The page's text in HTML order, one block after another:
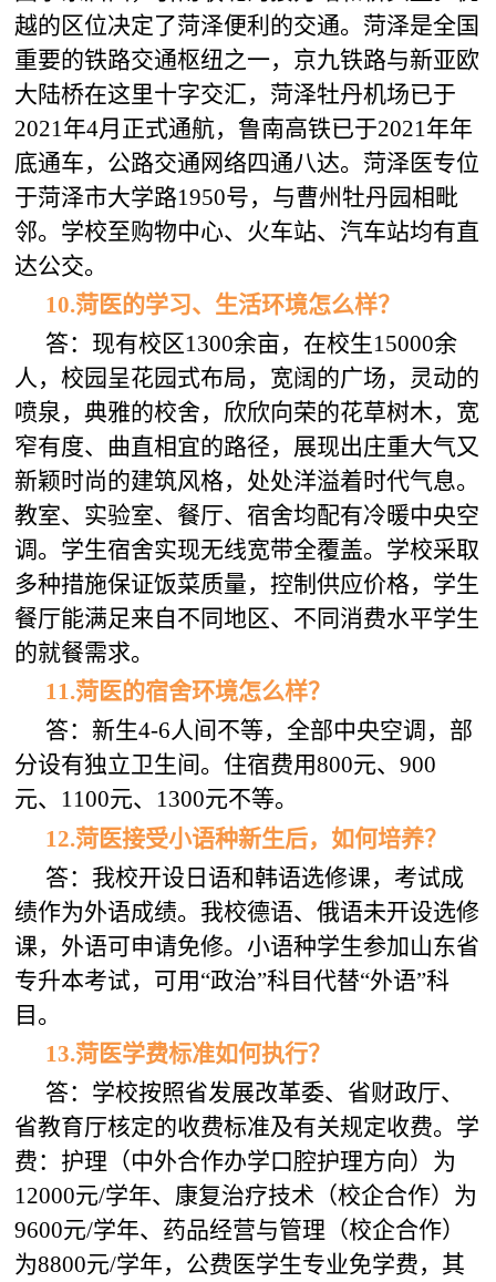
越的区位决定了菏泽便利的交通。菏泽是全国
重要的铁路交通枢纽之一，京九铁路与新亚欧
大陆桥在这里十字交汇，菏泽牡丹机场已于
2021年4月正式通航，鲁南高铁已于2021年年
底通车，公路交通网络四通八达。菏泽医专位
于菏泽市大学路1950号，与曹州牡丹园相毗
邻。学校至购物中心、火车站、汽车站均有直
达公交。
10.菏医的学习、生活环境怎么样？
答：现有校区1300余亩，在校生15000余
人，校园呈花园式布局，宽阔的广场，灵动的
喷泉，典雅的校舍，欣欣向荣的花草树木，宽
窄有度、曲直相宜的路径，展现出庄重大气又
新颖时尚的建筑风格，处处洋溢着时代气息。
教室、实验室、餐厅、宿舍均配有冷暖中央空
调。学生宿舍实现无线宽带全覆盖。学校采取
多种措施保证饭菜质量，控制供应价格，学生
餐厅能满足来自不同地区、不同消费水平学生
的就餐需求。
11.菏医的宿舍环境怎么样？
答：新生4-6人间不等，全部中央空调，部
分设有独立卫生间。住宿费用800元、900
元、1100元、1300元不等。
12.菏医接受小语种新生后，如何培养？
答：我校开设日语和韩语选修课，考试成
绩作为外语成绩。我校德语、俄语未开设选修
课，外语可申请免修。小语种学生参加山东省
专升本考试，可用“政治”科目代替“外语”科
目。
13.菏医学费标准如何执行？
答：学校按照省发展改革委、省财政厅、
省教育厅核定的收费标准及有关规定收费。学
费：护理（中外合作办学口腔护理方向）为
12000元/学年、康复治疗技术（校企合作）为
9600元/学年、药品经营与管理（校企合作）
为8800元/学年，公费医学生专业免学费，其